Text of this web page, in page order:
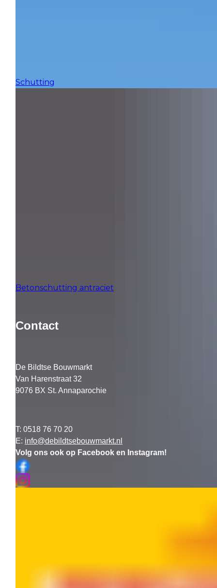
Schutting
Betonschutting antraciet
Contact
De Bildtse Bouwmarkt
Van Harenstraat 32
9076 BX St. Annaparochie
T: 0518 76 70 20
E: info@debildtsebouwmarkt.nl
Volg ons ook op Facebook en Instagram!